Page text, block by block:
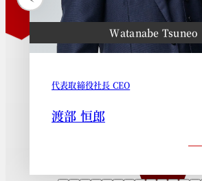
Watanabe Tsuneo
代表取締役社長 CEO
渡部 恒郎